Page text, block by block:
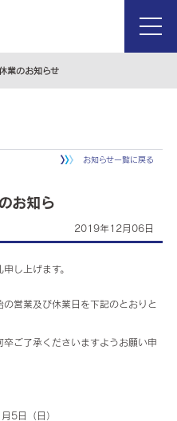
menu
業のお知らせ
お知らせ一覧に戻る
お知ら
2019年12月06日
し上げます。
営業及び休業日を下記のとおりと
ご了承くださいますようお願い申
5日（日）